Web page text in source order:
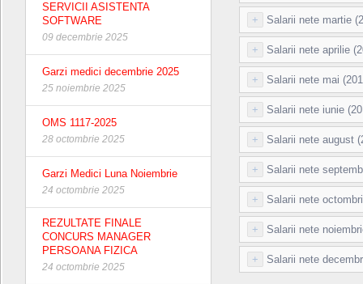
SERVICII ASISTENTA
SOFTWARE
09 decembrie 2025
Garzi medici decembrie 2025
25 noiembrie 2025
OMS 1117-2025
28 octombrie 2025
Garzi Medici Luna Noiembrie
24 octombrie 2025
REZULTATE FINALE
CONCURS MANAGER
PERSOANA FIZICA
24 octombrie 2025
+ Salarii nete martie
+ Salarii nete aprilie
+ Salarii nete mai
+ Salarii nete iunie
+ Salarii nete august
+ Salarii nete
+ Salarii nete
+ Salarii nete
+ Salarii nete